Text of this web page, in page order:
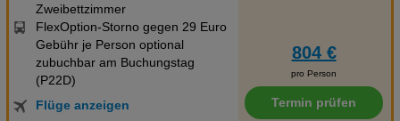
Zweibettzimmer
FlexOption-Storno gegen 29 Euro
Gebühr je Person optional
zubuchbar am Buchungstag
(P22D)
Flüge anzeigen
804 €
pro Person
Termin prüfen